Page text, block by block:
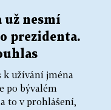
už nesmí
prezidenta.
k užívání jména
po bývalém
to v prohlášení,